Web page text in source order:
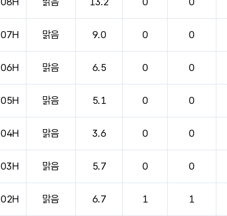
맑음 9.0 0 0
맑음 6.5 0 0
맑음 5.1 0 0
맑음 3.6 0 0
맑음 5.7 0 0
맑음 6.7 1 1